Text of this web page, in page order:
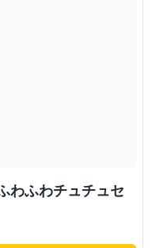
わふわチュチュセ